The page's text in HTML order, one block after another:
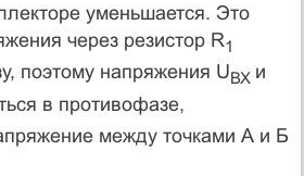
уменьшается. Это
через резистор R1
поэтому напряжения UВХ и
в противофазе,
между точками А и Б